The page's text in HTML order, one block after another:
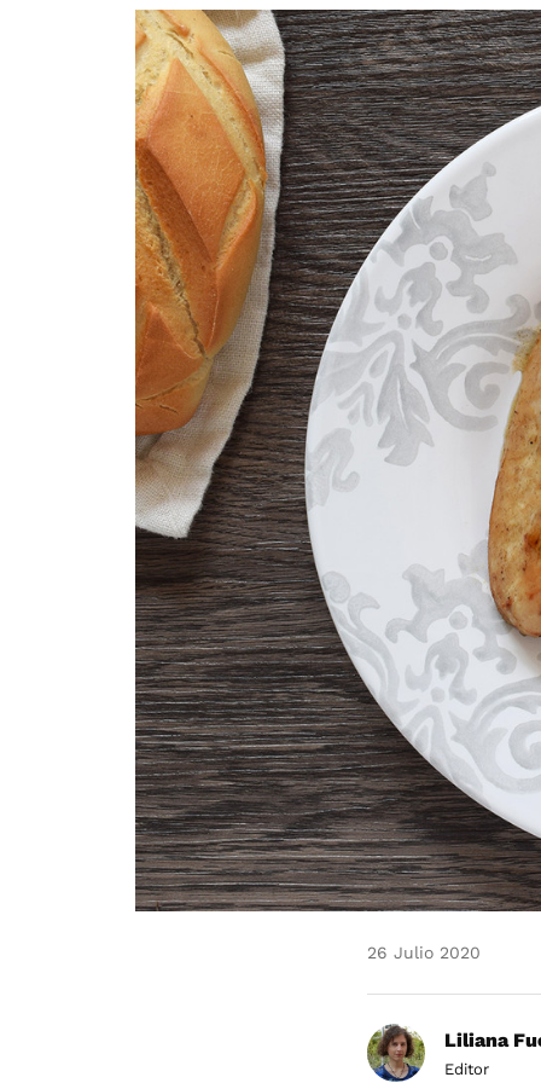
26 Julio 2020
Liliana
Editor